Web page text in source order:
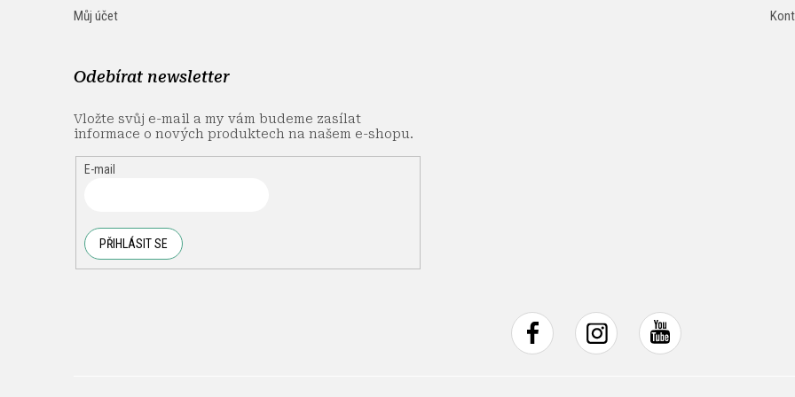
Můj účet
Odebírat newsletter
Vložte svůj e-mail a my vám budeme zasílat
informace o nových produktech na našem e-shopu.
E-mail
PŘIHLÁSIT SE